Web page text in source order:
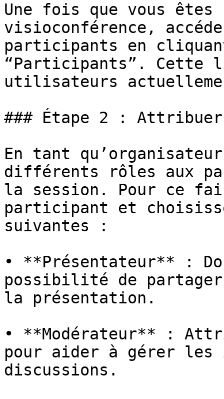
Une fois que vous êtes
visioconférence,
participants en
“Participants”. Cette
utilisateurs
### Étape 2 :
En tant
différents rôles aux
la session. Pour ce
participant et
suivantes :
• **Présentateur** :
possibilité de
la présentation.
• **Modérateur** :
pour aider à gérer les
discussions.